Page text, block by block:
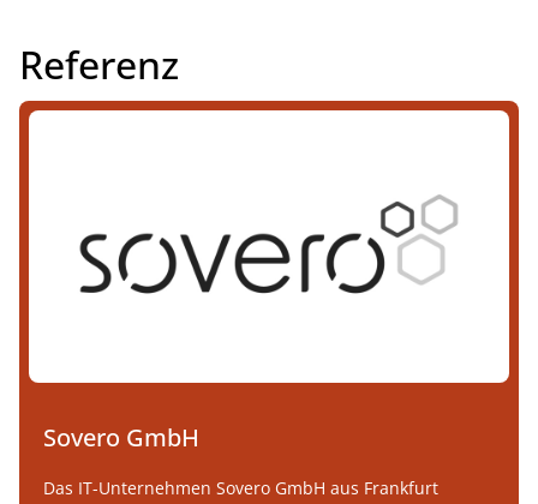
Referenz
Sovero GmbH
Das IT-Unternehmen Sovero GmbH aus Frankfurt